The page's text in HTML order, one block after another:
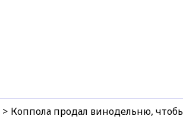
Коппола продал винодельню,